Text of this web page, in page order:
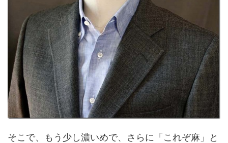
そこで、もう少し濃いめで、さらに「これぞ麻」と